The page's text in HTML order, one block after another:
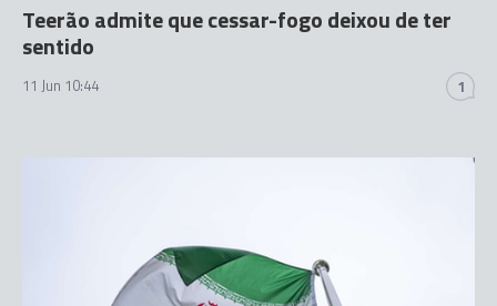
Teerão admite que cessar-fogo deixou de ter
sentido
11 Jun 10:44 1